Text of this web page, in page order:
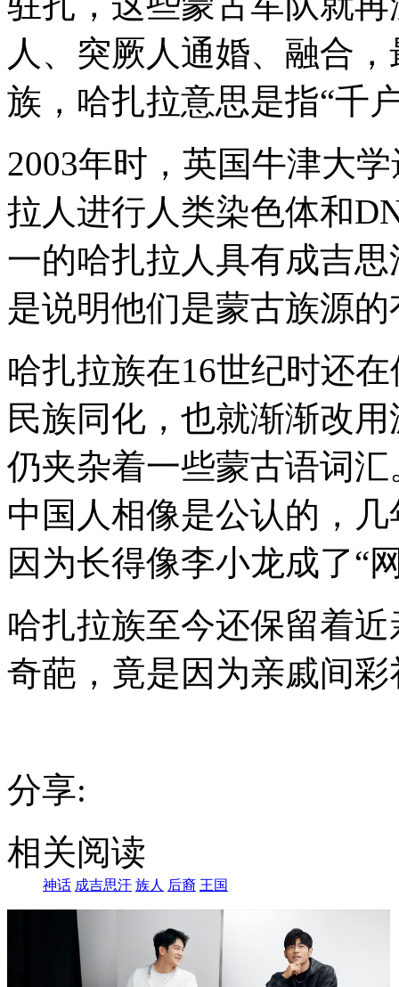
家，
哈
扎
拉
族
约
400
万
人，
是
三
大
族，
但
是
这
个
民
人、突厥人通婚、融合
族，哈扎拉意思是指“千
2003年时，英国牛津大
拉人进行人类染色体和
一的哈扎拉人具有成吉
是说明他们是蒙古族源
哈扎拉族在16世纪时还
民族同化，也就渐渐改
仍夹杂着一些蒙古语词
中国人相像是公认的，
因为长得像李小龙成了“
哈扎拉族至今还保留着
奇葩，竟是因为亲戚间
分享:
相关阅读
神话 成吉思汗 族人 后裔 王国